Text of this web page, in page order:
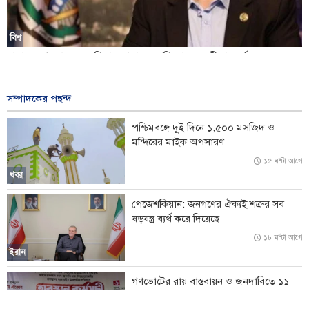
বিশ্ব
হামাস: দখলদারদের অভিযান আমাদের প্রতিরোধের অঙ্গীকার দুর্বল করতে
ইরানের সেনাবাহিনী সর্বোচ্চ প্রস্তুতিতে, প্রতিরক্ষা সক্ষমতা আরও জোরদারের
'ইরানের নিজস্ব প্রযুক্তি আমদানিকৃত সামরিক ব্যবস্থার চেয়ে উন্নত'
শান্তি প্রচেষ্টায় বাধা দিচ্ছে ইসরায়েল: তুর্কি পররাষ্ট্রমন্ত্রী
মার্কিন অস্ত্র সংকটের খবর ফাঁসে ক্ষুব্ধ ট্রাম্প: কঠোর শাস্তির মুখে সাংবাদিকরা
সম্পাদকের পছন্দ
খবর
পশ্চিমবঙ্গে দুই দিনে ১,৫০০ মসজিদ ও
মন্দিরের মাইক অপসারণ
১৫ ঘন্টা আগে
ইরান
পেজেশকিয়ান: জনগণের ঐক্যই শত্রুর সব
ষড়যন্ত্র ব্যর্থ করে দিয়েছে
১৮ ঘন্টা আগে
গণভোটের রায় বাস্তবায়ন ও জনদাবিতে ১১